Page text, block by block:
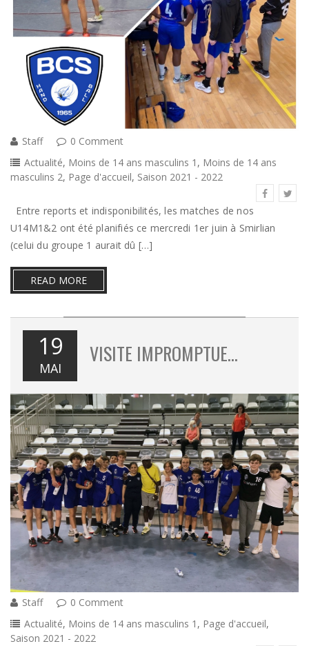
Staff
0 Comment
Actualité, Moins de 14 ans masculins 1 , Moins de 14 ans
masculins 2, Page d'accueil, Saison 2021 - 2022
Entre reports et indisponibilités, les matches de nos
U14M1&2 ont été planifiés ce mercredi 1er juin à Smirlian
(celui du groupe 1 aurait dû […]
READ MORE
19
MAI
VISITE IMPROMPTUE…
Staff
0 Comment
Actualité, Moins de 14 ans masculins 1 , Page d'accueil,
Saison 2021 - 2022